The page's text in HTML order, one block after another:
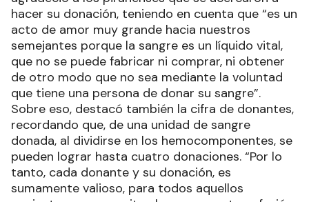
hacer su donación, teniendo en cuenta que “es un
acto de amor muy grande hacia nuestros
semejantes porque la sangre es un líquido vital,
que no se puede fabricar ni comprar, ni obtener
de otro modo que no sea mediante la voluntad
que tiene una persona de donar su sangre”.
Sobre eso, destacó también la cifra de donantes,
recordando que, de una unidad de sangre
donada, al dividirse en los hemocomponentes, se
pueden lograr hasta cuatro donaciones. “Por lo
tanto, cada donante y su donación, es
sumamente valioso, para todos aquellos